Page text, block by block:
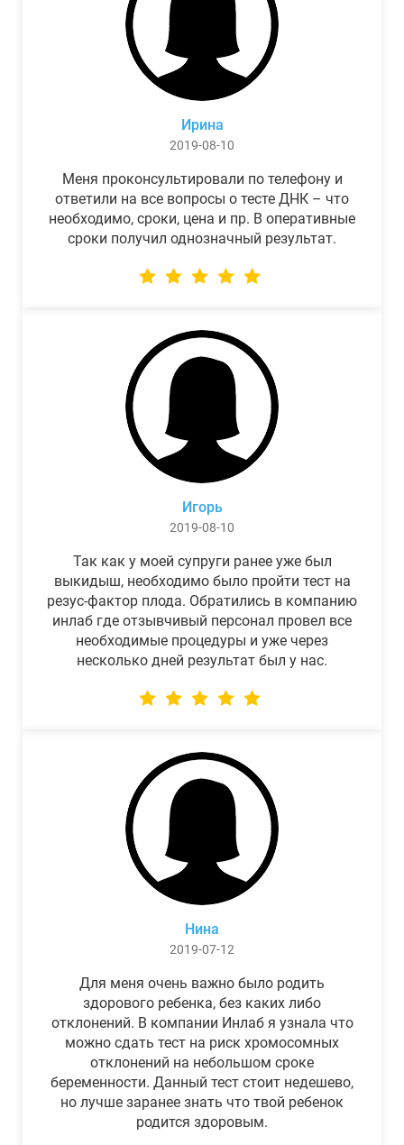
Ирина
2019-08-10
Меня проконсультировали по телефону и
ответили на все вопросы о тесте ДНК – что
необходимо, сроки, цена и пр. В оперативные
сроки получил однозначный результат.
Игорь
2019-08-10
Так как у моей супруги ранее уже был
выкидыш, необходимо было пройти тест на
резус-фактор плода. Обратились в компанию
инлаб где отзывчивый персонал провел все
необходимые процедуры и уже через
несколько дней результат был у нас.
Нина
2019-07-12
Для меня очень важно было родить
здорового ребенка, без каких либо
отклонений. В компании Инлаб я узнала что
можно сдать тест на риск хромосомных
отклонений на небольшом сроке
беременности. Данный тест стоит недешево,
но лучше заранее знать что твой ребенок
родится здоровым.